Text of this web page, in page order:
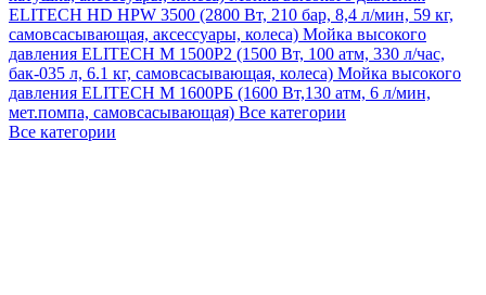
ELITECH HD HPW 3500 (2800 Вт, 210 бар, 8,4 л/мин, 59 кг,
самовсасывающая, аксессуары, колеса) Мойка высокого
давления ELITECH M 1500P2 (1500 Вт, 100 атм, 330 л/час,
бак-035 л, 6.1 кг, самовсасывающая, колеса) Мойка высокого
давления ELITECH М 1600РБ (1600 Вт,130 атм, 6 л/мин,
мет.помпа, самовсасывающая) Все категории
Все категории